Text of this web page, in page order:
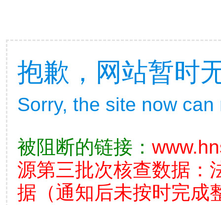
抱歉，网站暂时
Sorry, the site now
被阻断的链接：
源第三批次核查数据：
据（通知后未按时完成